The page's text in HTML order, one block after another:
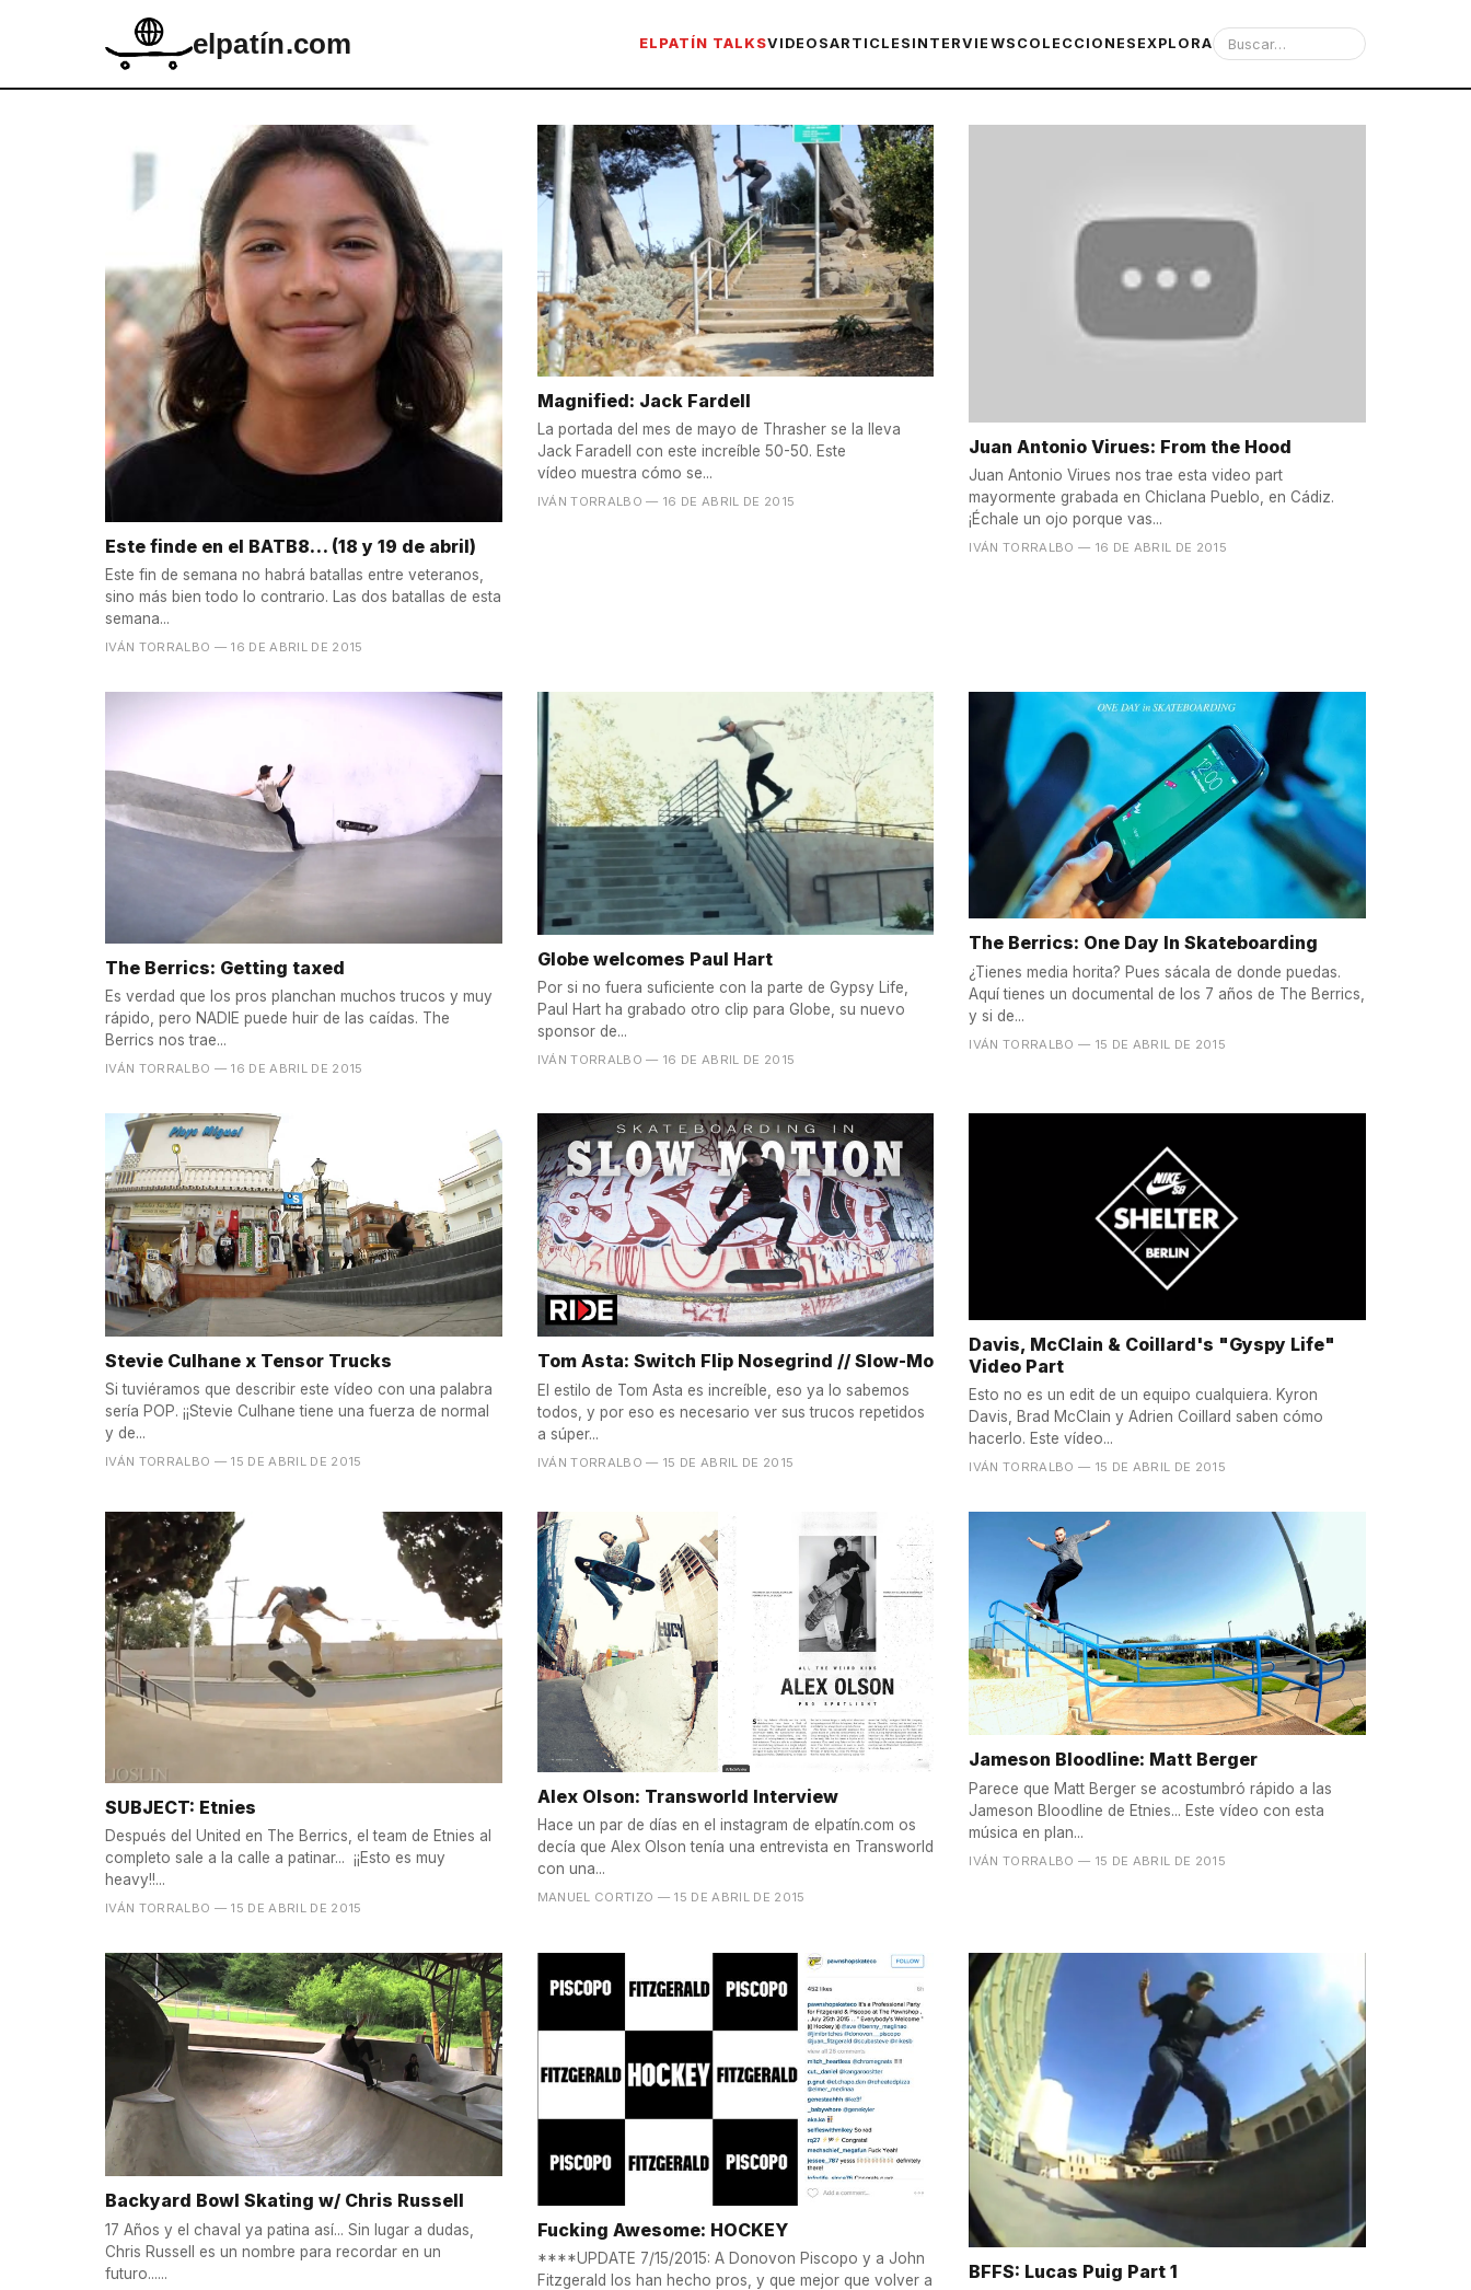
elpatín.com ELPATÍN TALKSVIDEOSARTICLES INTERVIEWS COLECCIONES EXPLORA
Este finde en el BATB8… (18 y 19 de abril)
Este fin de semana no habrá batallas entre veteranos,
sino más bien todo lo contrario. Las dos batallas de esta
semana...
IVÁN TORRALBO — 16 DE ABRIL DE 2015
Magnified: Jack Fardell
La portada del mes de mayo de Thrasher se la lleva
Jack Faradell con este increíble 50-50. Este
vídeo muestra cómo se...
IVÁN TORRALBO — 16 DE ABRIL DE 2015
Juan Antonio Virues: From the Hood
Juan Antonio Virues nos trae esta video part
mayormente grabada en Chiclana Pueblo, en Cádiz.
¡Échale un ojo porque vas...
IVÁN TORRALBO — 16 DE ABRIL DE 2015
The Berrics: Getting taxed
Es verdad que los pros planchan muchos trucos y muy
rápido, pero NADIE puede huir de las caídas. The
Berrics nos trae...
IVÁN TORRALBO — 16 DE ABRIL DE 2015
Globe welcomes Paul Hart
Por si no fuera suficiente con la parte de Gypsy Life,
Paul Hart ha grabado otro clip para Globe, su nuevo
sponsor de...
IVÁN TORRALBO — 16 DE ABRIL DE 2015
The Berrics: One Day In Skateboarding
¿Tienes media horita? Pues sácala de donde puedas.
Aquí tienes un documental de los 7 años de The Berrics,
y si de...
IVÁN TORRALBO — 15 DE ABRIL DE 2015
Stevie Culhane x Tensor Trucks
Si tuviéramos que describir este vídeo con una palabra
sería POP. ¡¡Stevie Culhane tiene una fuerza de normal
y de...
IVÁN TORRALBO — 15 DE ABRIL DE 2015
Tom Asta: Switch Flip Nosegrind // Slow-Mo
El estilo de Tom Asta es increíble, eso ya lo sabemos
todos, y por eso es necesario ver sus trucos repetidos
a súper...
IVÁN TORRALBO — 15 DE ABRIL DE 2015
Davis, McClain & Coillard's "Gyspy Life"
Video Part
Esto no es un edit de un equipo cualquiera. Kyron
Davis, Brad McClain y Adrien Coillard saben cómo
hacerlo. Este vídeo...
IVÁN TORRALBO — 15 DE ABRIL DE 2015
SUBJECT: Etnies
Después del United en The Berrics, el team de Etnies al
completo sale a la calle a patinar... ¡¡Esto es muy
heavy!!...
IVÁN TORRALBO — 15 DE ABRIL DE 2015
Alex Olson: Transworld Interview
Hace un par de días en el instagram de elpatín.com os
decía que Alex Olson tenía una entrevista en Transworld
con una...
MANUEL CORTIZO — 15 DE ABRIL DE 2015
Jameson Bloodline: Matt Berger
Parece que Matt Berger se acostumbró rápido a las
Jameson Bloodline de Etnies... Este vídeo con esta
música en plan...
IVÁN TORRALBO — 15 DE ABRIL DE 2015
Backyard Bowl Skating w/ Chris Russell
17 Años y el chaval ya patina así... Sin lugar a dudas,
Chris Russell es un nombre para recordar en un
futuro......
Fucking Awesome: HOCKEY
****UPDATE 7/15/2015: A Donovon Piscopo y a John
Fitzgerald los han hecho pros, y que mejor que volver a
BFFS: Lucas Puig Part 1